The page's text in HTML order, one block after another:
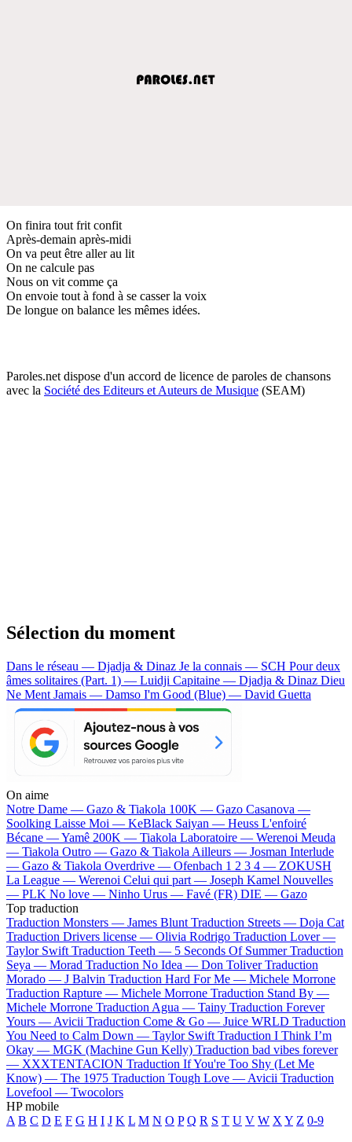
On finira tout frit confit
Après-demain après-midi
On va peut être aller au lit
On ne calcule pas
Nous on vit comme ça
On envoie tout à fond à se casser la voix
De longue on balance les mêmes idées.
Paroles.net dispose d'un accord de licence de paroles de chansons
avec la Société des Editeurs et Auteurs de Musique (SEAM)
Sélection du moment
Dans le réseau — Djadja & Dinaz Je la connais — SCH Pour deux
âmes solitaires (Part. 1) — Luidji Capitaine — Djadja & Dinaz Dieu
Ne Ment Jamais — Damso I'm Good (Blue) — David Guetta
On aime
Notre Dame — Gazo & Tiakola 100K — Gazo Casanova —
Soolking Laisse Moi — KeBlack Saiyan — Heuss L'enfoiré
Bécane —Yamê 200K — Tiakola Laboratoire — Werenoi Meuda
— Tiakola Outro — Gazo & Tiakola Ailleurs — Josman Interlude
— Gazo & Tiakola Overdrive — Ofenbach 1 2 3 4 — ZOKUSH
La League — Werenoi Celui qui part — Joseph Kamel Nouvelles
— PLK No love — Ninho Urus — Favé (FR) DIE — Gazo
Top traduction
Traduction Monsters — James Blunt Traduction Streets — Doja Cat
Traduction Drivers license — Olivia Rodrigo Traduction Lover —
Taylor Swift Traduction Teeth — 5 Seconds Of Summer Traduction
Seya — Morad Traduction No Idea — Don Toliver Traduction
Morado — J Balvin Traduction Hard For Me — Michele Morrone
Traduction Rapture — Michele Morrone Traduction Stand By —
Michele Morrone Traduction Agua — Tainy Traduction Forever
Yours — Avicii Traduction Come & Go — Juice WRLD Traduction
You Need to Calm Down — Taylor Swift Traduction I Think I’m
Okay — MGK (Machine Gun Kelly) Traduction bad vibes forever
— XXXTENTACION Traduction If You're Too Shy (Let Me
Know) — The 1975 Traduction Tough Love — Avicii Traduction
Lovefool — Twocolors
HP mobile
A B C D E F G H I J K L M N O P Q R S T U V W X Y Z 0-9